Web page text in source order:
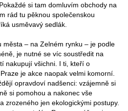
si tam domluvím obchody na
rád tu pěknou společenskou
usměvavý sedlák.
města – na Zelném rynku – je podle
je nutné se víc soustředit na
nakupují všichni. I ti, kteří o
je akce naopak velmi komorní.
opravdoví nadšenci: vzájemně si
si pomohou a nakonec vše
zrozeného jen ekologickými postupy.